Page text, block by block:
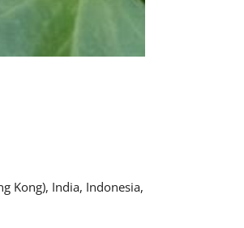
Kong), India, Indonesia,